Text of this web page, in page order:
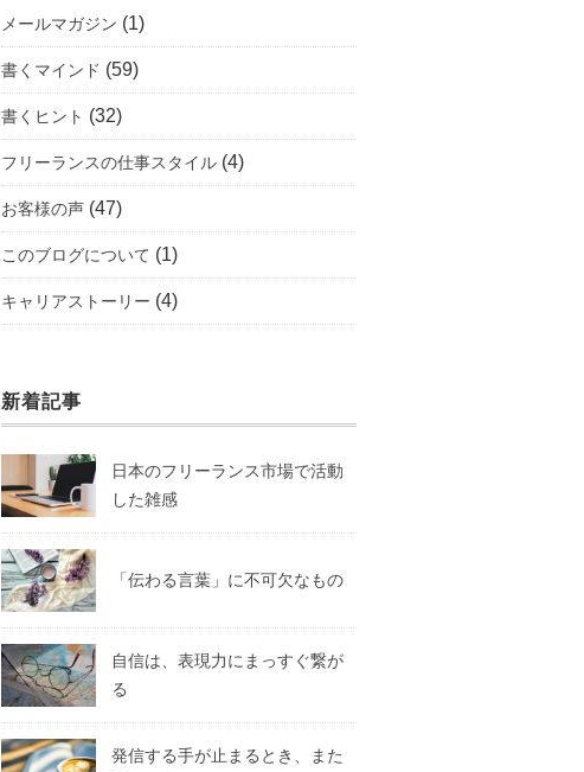
メールマガジン (1)
書くマインド (59)
書くヒント (32)
フリーランスの仕事スタイル (4)
お客様の声 (47)
このブログについて (1)
キャリアストーリー (4)
新着記事
日本のフリーランス市場で活動
した雑感
「伝わる言葉」に不可欠なもの
自信は、表現力にまっすぐ繋が
る
発信する手が止まるとき、また